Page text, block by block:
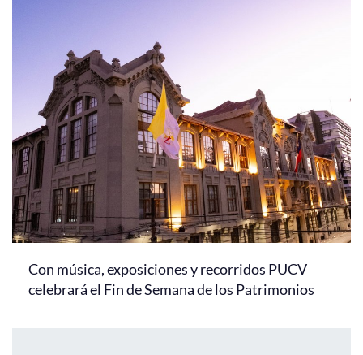
Con música, exposiciones y recorridos PUCV
celebrará el Fin de Semana de los Patrimonios